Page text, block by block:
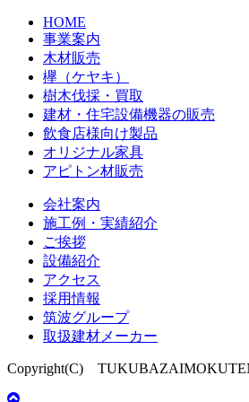
HOME
事業案内
木材販売
欅（ケヤキ）
樹木伐採・買取
建材・住宅設備機器の販売
飲食店様向け製品
オリジナル家具
アピトン材販売
会社案内
施工例・実績紹介
ご挨拶
設備紹介
アクセス
採用情報
筑波グループ
取扱建材メーカー
Copyright(C)